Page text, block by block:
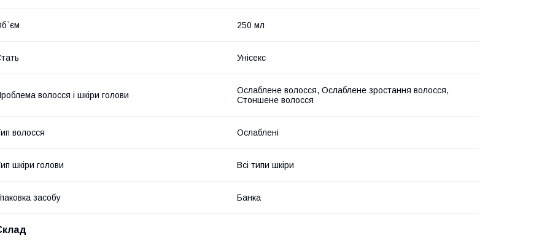
250 мл
Унісекс
волосся і шкіри голови
Ослаблене волосся, Ослаблене зростання волосся,
Стоншене волосся
волосся Ослаблені
шкіри голови Всі типи шкіри
засобу Банка